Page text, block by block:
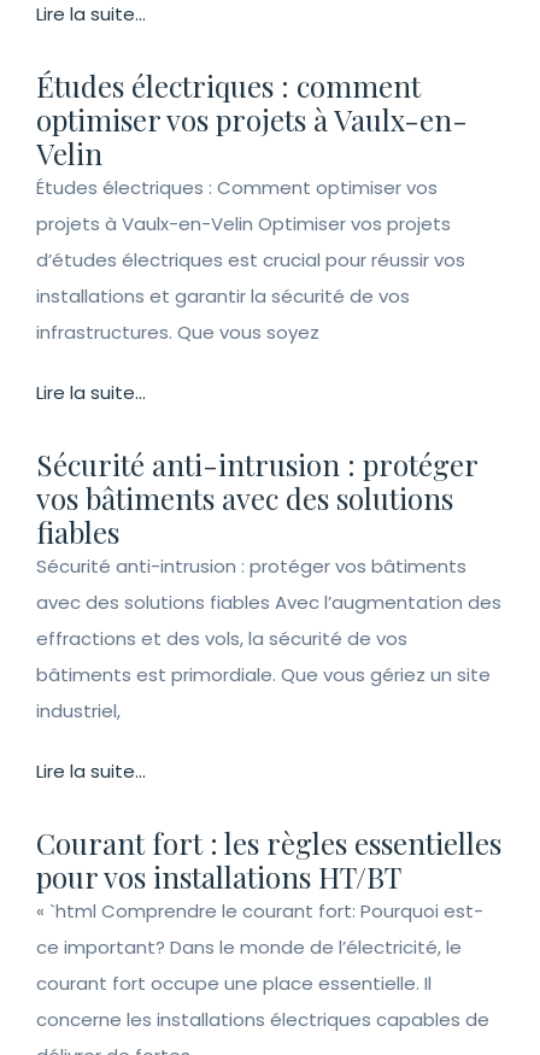
Lire la suite...
Études électriques : comment
optimiser vos projets à Vaulx-en-
Velin
Études électriques : Comment optimiser vos
projets à Vaulx-en-Velin Optimiser vos projets
d’études électriques est crucial pour réussir vos
installations et garantir la sécurité de vos
infrastructures. Que vous soyez
Lire la suite...
Sécurité anti-intrusion : protéger
vos bâtiments avec des solutions
fiables
Sécurité anti-intrusion : protéger vos bâtiments
avec des solutions fiables Avec l’augmentation des
effractions et des vols, la sécurité de vos
bâtiments est primordiale. Que vous gériez un site
industriel,
Lire la suite...
Courant fort : les règles essentielles
pour vos installations HT/BT
« `html Comprendre le courant fort: Pourquoi est-
ce important? Dans le monde de l’électricité, le
courant fort occupe une place essentielle. Il
concerne les installations électriques capables de